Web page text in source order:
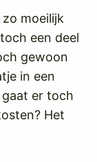
moeilijk
een deel
gewoon
in een
gaat er toch
Het